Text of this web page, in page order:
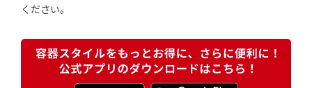
ください。